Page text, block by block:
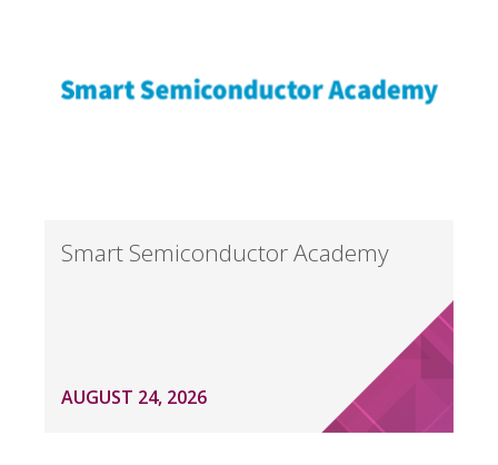
Smart Semiconductor Academy
AUGUST 24, 2026